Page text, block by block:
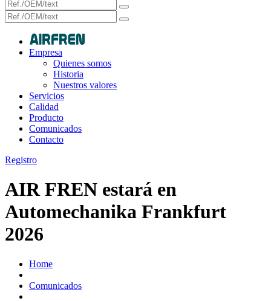
Empresa
Quienes somos
Historia
Nuestros valores
Servicios
Calidad
Producto
Comunicados
Contacto
Registro
AIR FREN estará en
Automechanika Frankfurt
2026
Home
Comunicados